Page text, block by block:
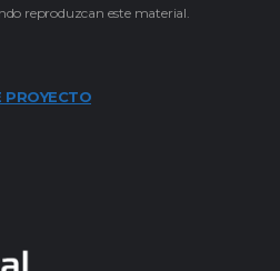
reproduzcan este material.
PROYECTO